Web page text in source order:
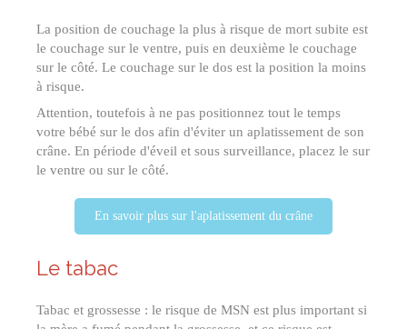
La position de couchage la plus à risque de mort subite est
le couchage sur le ventre, puis en deuxième le couchage
sur le côté. Le couchage sur le dos est la position la moins
à risque.
Attention, toutefois à ne pas positionnez tout le temps
votre bébé sur le dos afin d'éviter un aplatissement de son
crâne. En période d'éveil et sous surveillance, placez le sur
le ventre ou sur le côté.
En savoir plus sur l'aplatissement du crâne
Le tabac
Tabac et grossesse : le risque de MSN est plus important si